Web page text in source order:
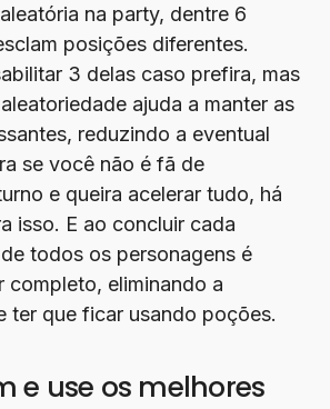
na party, dentre 6
posições diferentes.
3 delas caso prefira, mas
ajuda a manter as
reduzindo a eventual
se você não é fã de
e queira acelerar tudo, há
isso. E ao concluir cada
todos os personagens é
completo, eliminando a
ter que ficar usando poções.
e use os melhores